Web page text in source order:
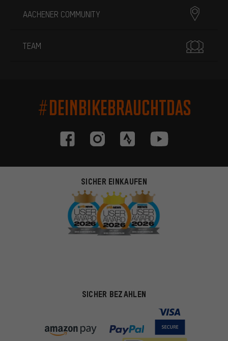
AACHENER COMMUNITY
TEAM
#DEINBIKEBRAUCHTDAS
SICHER EINKAUFEN
SICHER BEZAHLEN